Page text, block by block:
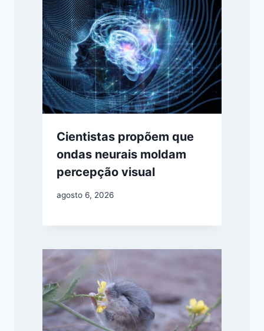
Cientistas propõem que
ondas neurais moldam
percepção visual
agosto 6, 2026